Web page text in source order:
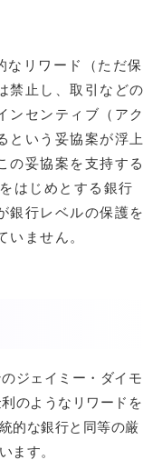
なリワード（ただ保
禁止し、取引などの
ンセンティブ（アク
という妥協案が浮上
の妥協案を支持する
はじめとする銀行
銀行レベルの保護を
いません。
ジェイミー・ダイモ
のようなリワードを
的な銀行と同等の厳
ます。